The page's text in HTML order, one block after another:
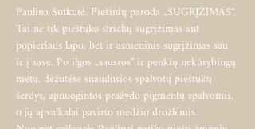
Paulina Sutkutė. Piešinių paroda „SUGRĮŽIMAS“.
Tai ne tik pieštuko štrichų sugrįžimas ant
popieriaus lapo, bet ir asmeninis sugrįžimas sau
ir į save. Po ilgos „sausros“ ir penkių nekūrybingų
metų, dėžutėse snaudusios spalvotų pieštukų
šerdys, apnuogintos pražydo pigmentų spalvomis,
o jų apvalkalai pavirto medžio drožlėmis.